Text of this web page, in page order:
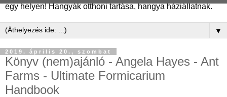
egy helyen! Hangyák otthoni tartása, hangya háziállatnak.
▼
2019. április 20., szombat
Könyv (nem)ajánló - Angela Hayes - Ant
Farms - Ultimate Formicarium
Handbook